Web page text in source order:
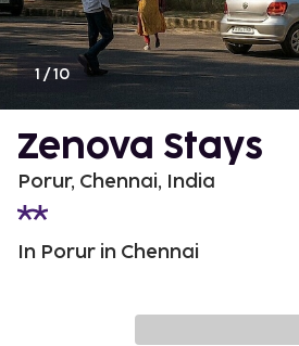
1 /10
Zenova Stays
Porur, Chennai, India
In Porur in Chennai